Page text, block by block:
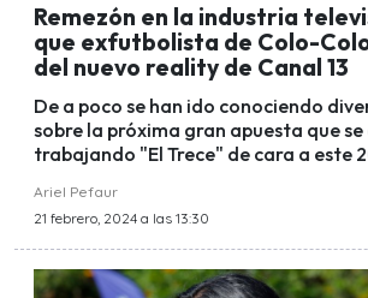
Remezón en la industria
que exfutbolista de Colo-
del nuevo reality de Canal 13
De a poco se han ido conociendo
sobre la próxima gran apuesta que
trabajando "El Trece" de cara a este
Ariel Pefaur
21 febrero, 2024 a las 13:30